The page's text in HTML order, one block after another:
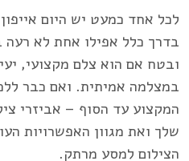
לכל אחד כמעט יש היום
בדרך כלל אפילו אחת לא
ובטח אם הוא צלם מקצועי,
במצלמה אמיתית. ואם כבר
המקצוע עד הסוף – אביזרי
שלך ואת מגוון האפשרויות
הצילום למסע מרתק.